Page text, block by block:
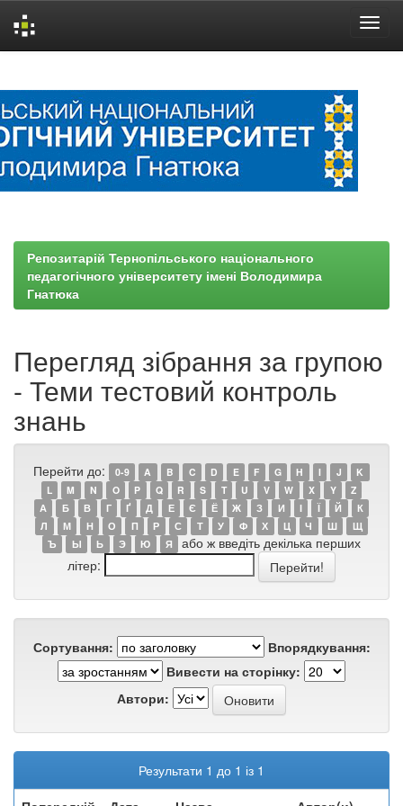
Репозитарій Тернопільського національного
педагогічного університету імені Володимира
Гнатюка
Перегляд зібрання за групою
- Теми тестовий контроль
знань
Перейти до: 0-9 A B C D E F G H I J
K
L
M N O P Q R S T U V W X Y
Z
А
Б В Г Ґ Д Е Є Ё Ж З И І Ї Й
К
Л
М Н О П Р С Т У Ф Х Ц Ч Ш
Щ
Ъ
Ы Ь Э Ю Я
або ж введіть декілька перших
літер:
Сортування:
Впорядкування:
Вивести на сторінку:
Автори:
Результати 1 до 1 із 1